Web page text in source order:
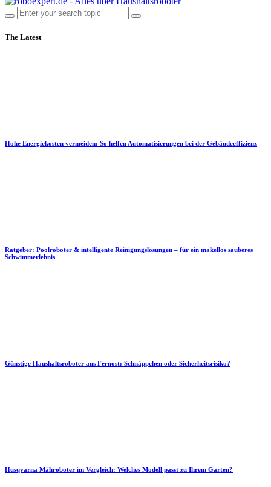
The Latest
Hohe Energiekosten vermeiden: So helfen Automatisierungen bei der Gebäudeeffizienz
Ratgeber: Poolroboter & intelligente Reinigungslösungen – für ein makellos sauberes
Schwimmerlebnis
Günstige Haushaltsroboter aus Fernost: Schnäppchen oder Sicherheitsrisiko?
Husqvarna Mähroboter im Vergleich: Welches Modell passt zu Ihrem Garten?